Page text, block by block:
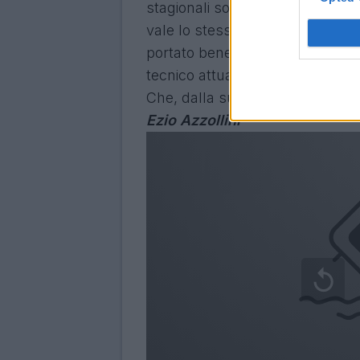
stagionali sono un bottino di
vale lo stesso discorso: le
portato bene, e le sue
tecnico attuale. Il livornese
Che, dalla sua, prepara
Ezio Azzollini